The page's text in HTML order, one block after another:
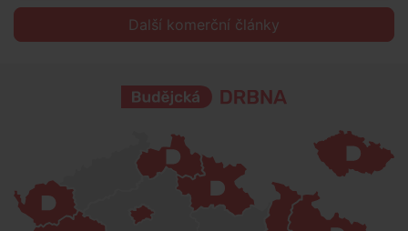
Další komerční články